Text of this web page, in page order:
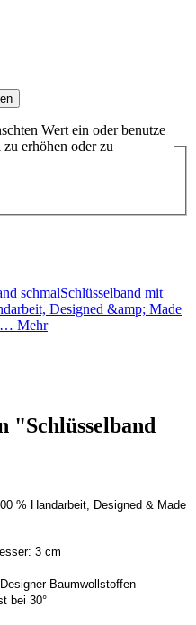
Wert ein oder benutze
erhöhen oder zu
schmalSchlüsselband mit
Designed &amp; Made
Mehr
"Schlüsselband
% Handarbeit, Designed & Made
3 cm
Baumwollstoffen
bei 30°